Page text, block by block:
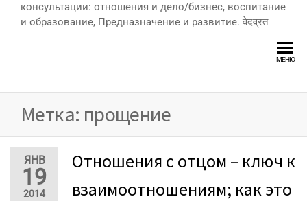
консультации: отношения и дело/бизнес, воспитание
и образование, Предназначение и развитие. वेदव्रत
МЕНЮ
Метка: прощение
ЯНВ
19
2014
Отношения с отцом – ключ к
взаимоотношениям; как это